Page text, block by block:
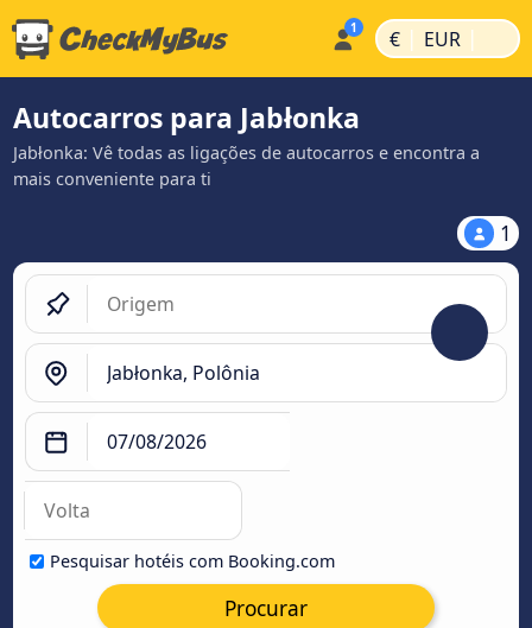
€ | EUR |
Autocarros para Jabłonka
Jabłonka: Vê todas as ligações de autocarros e encontra a
mais conveniente para ti
1
Pesquisar hotéis com Booking.com
Procurar